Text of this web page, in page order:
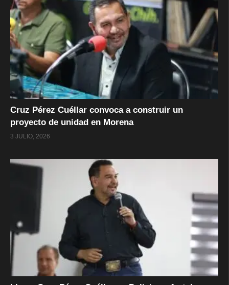
Cruz Pérez Cuéllar convoca a construir un
proyecto de unidad en Morena
3 JULIO, 2026